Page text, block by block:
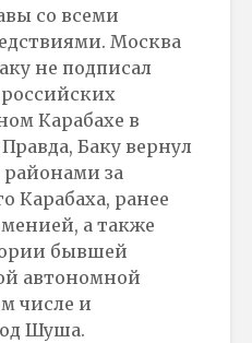
со всеми
Москва
не подписал
Карабахе в
Баку вернул
за
Карабаха, ранее
а также
бывшей
автономной
числе и
Шуша.